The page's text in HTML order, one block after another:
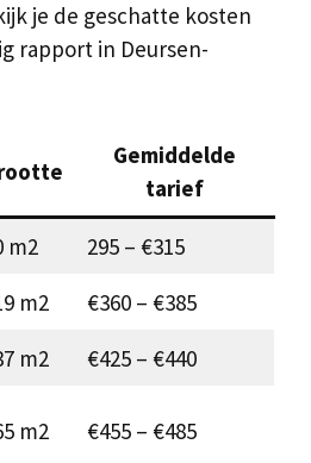
je de geschatte kosten
rapport in Deursen-
Gemiddelde
tarief
m2
295 – €315
m2
€360 – €385
m2
€425 – €440
m2 €455 – €485